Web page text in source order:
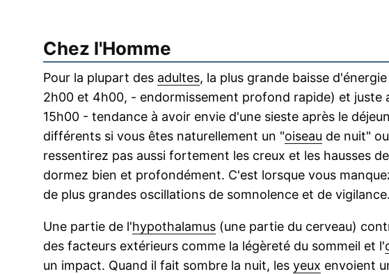
Chez l'Homme
Pour la plupart des adultes, la plus grande baisse
2h00 et 4h00, - endormissement profond rapide) et juste
15h00 - tendance à avoir envie d'une sieste après le
différents si vous êtes naturellement un "oiseau de nuit"
ressentirez pas aussi fortement les creux et les hausses
dormez bien et profondément. C'est lorsque vous
de plus grandes oscillations de somnolence et de vigilance.
Une partie de l'hypothalamus (une partie du cerveau)
des facteurs extérieurs comme la légèreté du sommeil et l'
un impact. Quand il fait sombre la nuit, les yeux envoient